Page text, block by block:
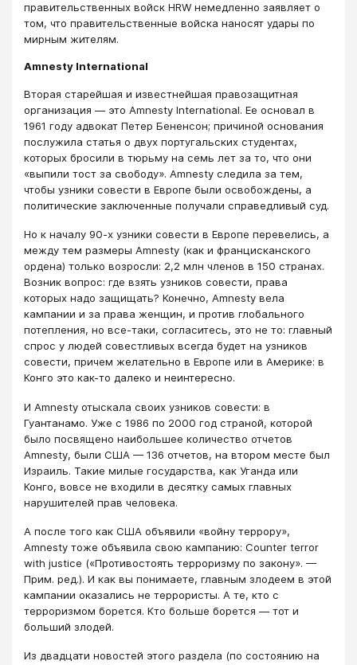
правительственных войск HRW немедленно заявляет о
том, что правительственные войска наносят удары по
мирным жителям.
Amnesty International
Вторая старейшая и известнейшая правозащитная
организация — это Amnesty International. Ее основал в
1961 году адвокат Петер Бененсон; причиной основания
послужила статья о двух португальских студентах,
которых бросили в тюрьму на семь лет за то, что они
«выпили тост за свободу». Amnesty следила за тем,
чтобы узники совести в Европе были освобождены, а
политические заключенные получали справедливый суд.
Но к началу 90-х узники совести в Европе перевелись, а
между тем размеры Amnesty (как и францисканского
ордена) только возросли: 2,2 млн членов в 150 странах.
Возник вопрос: где взять узников совести, права
которых надо защищать? Конечно, Amnesty вела
кампании и за права женщин, и против глобального
потепления, но все-таки, согласитесь, это не то: главный
спрос у людей совестливых всегда будет на узников
совести, причем желательно в Европе или в Америке: в
Конго это как-то далеко и неинтересно.
И Amnesty отыскала своих узников совести: в
Гуантанамо. Уже с 1986 по 2000 год страной, которой
было посвящено наибольшее количество отчетов
Amnesty, были США — 136 отчетов, на втором месте был
Израиль. Такие милые государства, как Уганда или
Конго, вовсе не входили в десятку самых главных
нарушителей прав человека.
А после того как США объявили «войну террору»,
Amnesty тоже объявила свою кампанию: Counter terror
with justice («Противостоять терроризму по закону». —
Прим. ред.). И как вы понимаете, главным злодеем в этой
кампании оказались не террористы. А те, кто с
терроризмом борется. Кто больше борется — тот и
больший злодей.
Из двадцати новостей этого раздела (по состоянию на